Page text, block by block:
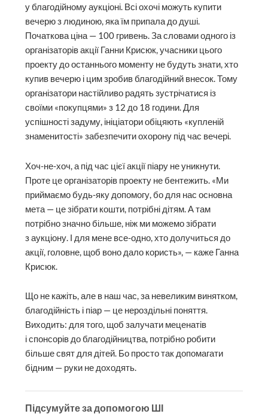
у благодійному аукціоні. Всі охочі можуть купити
вечерю з людиною, яка їм припала до душі.
Початкова ціна — 100 гривень. За словами одного із
організаторів акції Ганни Крисюк, учасники цього
проекту до останнього моменту не будуть знати, хто
купив вечерю і цим зробив благодійний внесок. Тому
організатори настійливо радять зустрічатися із
своїми «покупцями» з 12 до 18 години. Для
успішності задуму, ініціатори обіцяють «купленій
знаменитості» забезпечити охорону під час вечері.
Хоч-не-хоч, а під час цієї акції піару не уникнути.
Проте це організаторів проекту не бентежить. «Ми
приймаємо будь-яку допомогу, бо для нас основна
мета — це зібрати кошти, потрібні дітям. А там
потрібно значно більше, ніж ми можемо зібрати
з аукціону. І для мене все-одно, хто долучиться до
акції, головне, щоб воно дало користь», — каже Ганна
Крисюк.
Що не кажіть, але в наш час, за невеликим винятком,
благодійність і піар — це нероздільні поняття.
Виходить: для того, щоб залучати меценатів
і спонсорів до благодійництва, потрібно робити
більше свят для дітей. Бо просто так допомагати
бідним — руки не доходять.
Підсумуйте за допомогою ШІ